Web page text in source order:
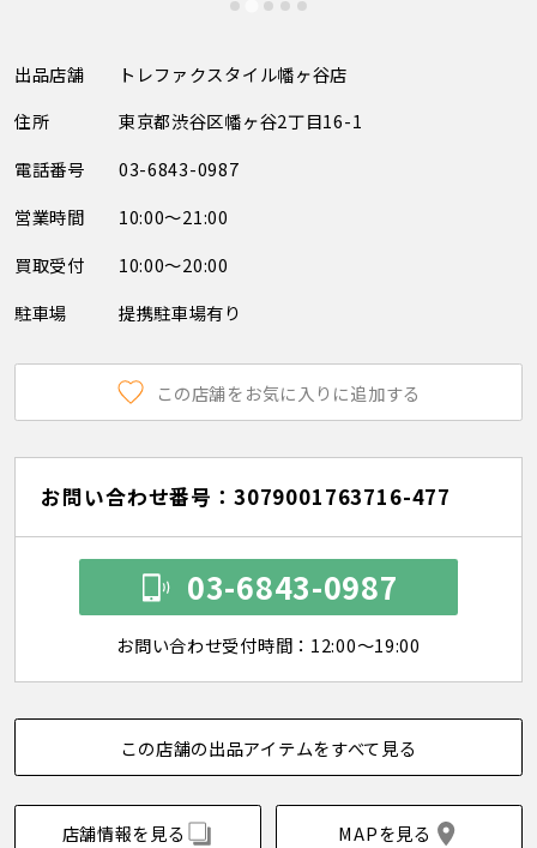
出品店舗
トレファクスタイル幡ヶ谷店
住所
東京都渋谷区幡ヶ谷2丁目16-1
電話番号
03-6843-0987
営業時間
10:00～21:00
買取受付
10:00～20:00
駐車場
提携駐車場有り
この店舗をお気に入りに追加する
お問い合わせ番号：3079001763716-477
03-6843-0987
お問い合わせ受付時間：12:00～19:00
この店舗の出品アイテムをすべて見る
店舗情報を見る MAPを見る